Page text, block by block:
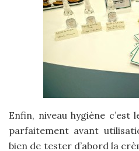
Enfin, niveau hygiène
parfaitement avant
bien de tester d’abord la